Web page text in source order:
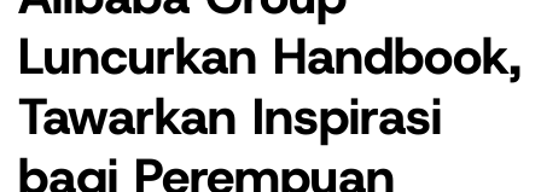
Luncurkan Handbook,
Tawarkan Inspirasi
bagi Perempuan